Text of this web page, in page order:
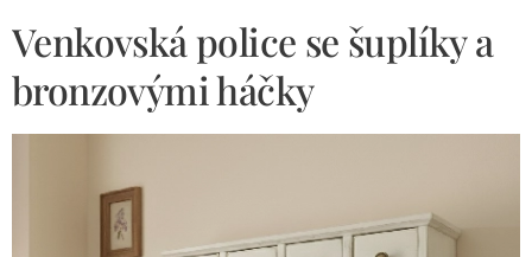
Venkovská police se šuplíky a
bronzovými háčky